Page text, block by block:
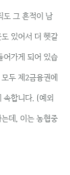
도 그 흔적이 남
있어서 더 헷갈
어가게 되어 있습
두 제2금융권에
속합니다. (예외
데, 이는 농협중